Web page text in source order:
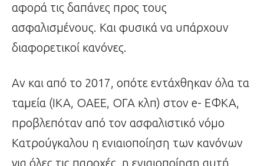
αφορά τις δαπάνες προς τους
ασφαλισμένους. Και φυσικά να υπάρχουν
διαφορετικοί κανόνες.
Αν και από το 2017, οπότε εντάχθηκαν όλα τα
ταμεία (ΙΚΑ, ΟΑΕΕ, ΟΓΑ κλπ) στον e- ΕΦΚΑ,
προβλεπόταν από τον ασφαλιστικό νόμο
Κατρούγκαλου η ενιαιοποίηση των κανόνων
για όλες τις παροχές, η ενιαιοποίηση αυτή